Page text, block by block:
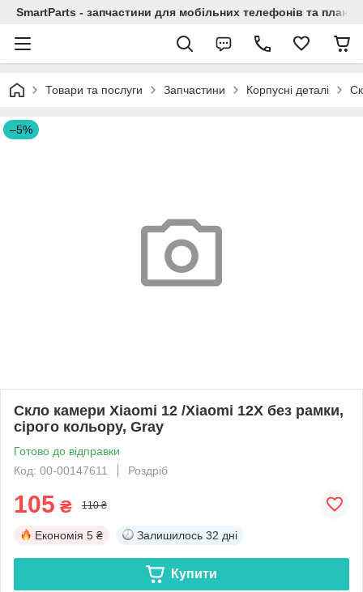
SmartParts - запчастини для мобільних телефонів та
Товари та послуги Запчастини Корпусні деталі
–5%
Скло камери Xiaomi 12 /Xiaomi 12X без рамки,
сірого кольору, Gray
Готово до відправки
Код: 00-00147611
Роздріб
105 ₴ 110 ₴
Економія 5 ₴ Залишилось 32 дні
Купити